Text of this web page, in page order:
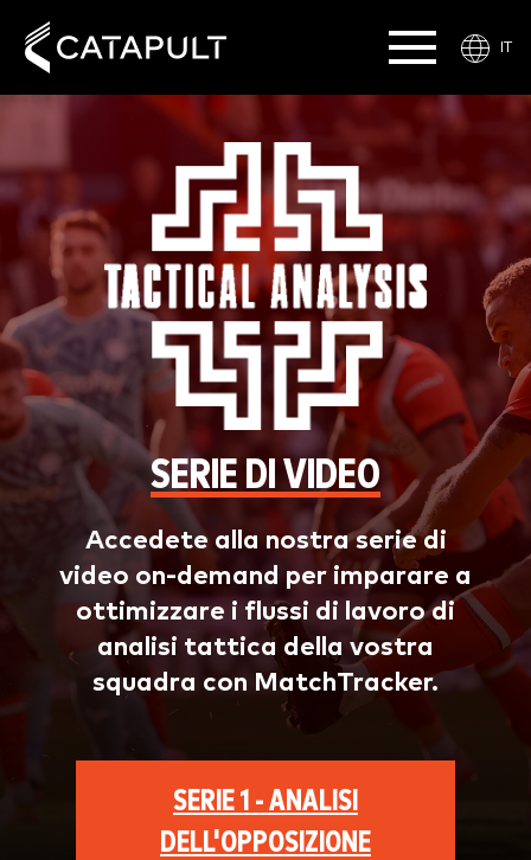
IT
SERIE DI VIDEO
Accedete alla nostra serie di
video on-demand per imparare a
ottimizzare i flussi di lavoro di
analisi tattica della vostra
squadra con MatchTracker.
SERIE 1 - ANALISI
DELL'OPPOSIZIONE